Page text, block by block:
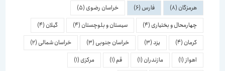
هرمزگان(8) فارس(6) خراسان رضوی(5)
چهارمحال و بختیاری(4) سیستان و بلوچستان(4) گیلان(4)
کرمان(4)
(3) خراسان جنوبی(3) خراسان شمالی(2)
اهواز(1) مازندران(1)
(1) مرکزی(1)